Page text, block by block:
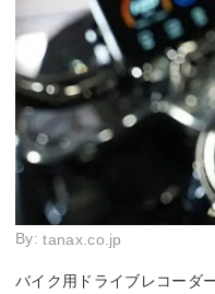
By:tanax.co.jp
バイク用ドライブレコーダ